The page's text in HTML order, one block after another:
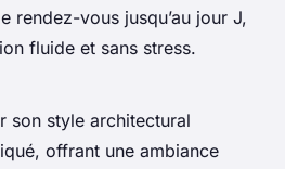
rendez-vous jusqu’au jour J,
fluide et sans stress.
son style architectural
offrant une ambiance